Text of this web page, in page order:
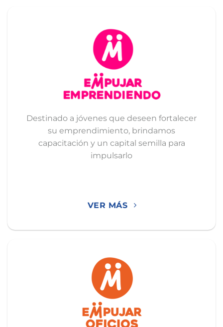
Destinado a jóvenes que deseen fortalecer
su emprendimiento, brindamos
capacitación y un capital semilla para
impulsarlo
VER MÁS